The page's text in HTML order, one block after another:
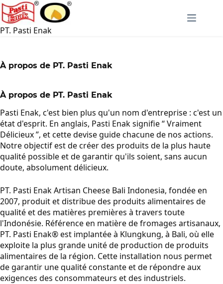
Passer
au
contenu
PT. Pasti Enak
À propos de PT. Pasti Enak
À propos de PT. Pasti Enak
Pasti Enak, c'est bien plus qu'un nom d'entreprise : c'est un
état d'esprit. En anglais, Pasti Enak signifie “ Vraiment
Délicieux ”, et cette devise guide chacune de nos actions.
Notre objectif est de créer des produits de la plus haute
qualité possible et de garantir qu'ils soient, sans aucun
doute, absolument délicieux.
PT. Pasti Enak Artisan Cheese Bali Indonesia, fondée en
2007, produit et distribue des produits alimentaires de
qualité et des matières premières à travers toute
l'Indonésie. Référence en matière de fromages artisanaux,
PT. Pasti Enak® est implantée à Klungkung, à Bali, où elle
exploite la plus grande unité de production de produits
alimentaires de la région. Cette installation nous permet
de garantir une qualité constante et de répondre aux
exigences des consommateurs et des industriels.